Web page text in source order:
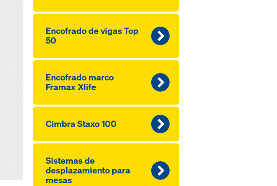
Encofrado de vigas Top
50
Encofrado marco
Framax Xlife
Cimbra Staxo 100
Sistemas de
desplazamiento para
mesas